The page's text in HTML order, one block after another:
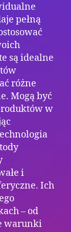
pełną
są idealne
różne
Mogą być
w
i
Ich
– od
warunki